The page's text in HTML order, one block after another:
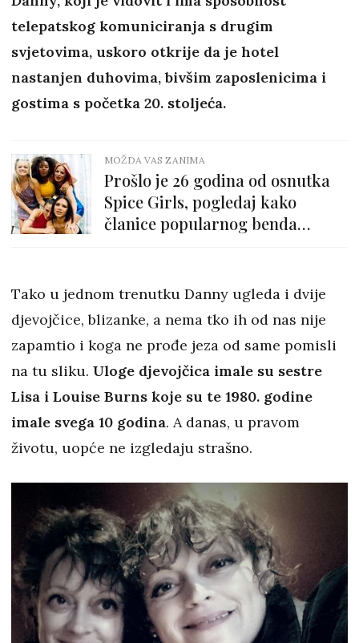
telepatskog komuniciranja s drugim
svjetovima, uskoro otkrije da je hotel
nastanjen duhovima, bivšim zaposlenicima i
gostima s početka 20. stoljeća.
MOŽDA VAS ZANIMA
Prošlo je 26 godina od osnutka
Spice Girls, pogledaj kako
članice popularnog benda
Tako u jednom trenutku Danny ugleda i dvije
djevojčice, blizanke, a nema tko ih od nas nije
zapamtio i koga ne prođe jeza od same pomisli
na tu sliku. Uloge djevojčica imale su sestre
Lisa i Louise Burns koje su te 1980. godine
imale svega 10 godina. A danas, u pravom
životu, uopće ne izgledaju strašno.